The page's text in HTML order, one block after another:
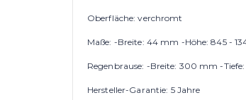
Oberfläche: verchromt
Maße: -Breite: 44 mm -Höhe: 845 -
Regenbrause: -Breite: 300 mm -
Hersteller-Garantie: 5 Jahre